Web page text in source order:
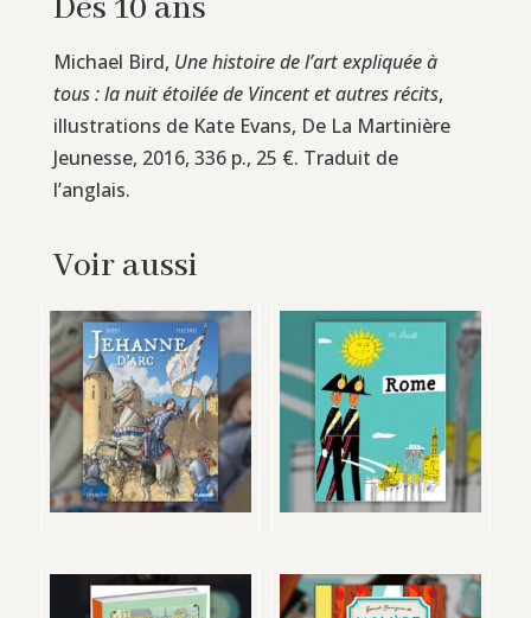
Dès 10 ans
Michael Bird, Une histoire de l’art expliquée à
tous : la nuit étoilée de Vincent et autres récits,
illustrations de Kate Evans, De La Martinière
Jeunesse, 2016, 336 p., 25 €. Traduit de
l’anglais.
Voir aussi